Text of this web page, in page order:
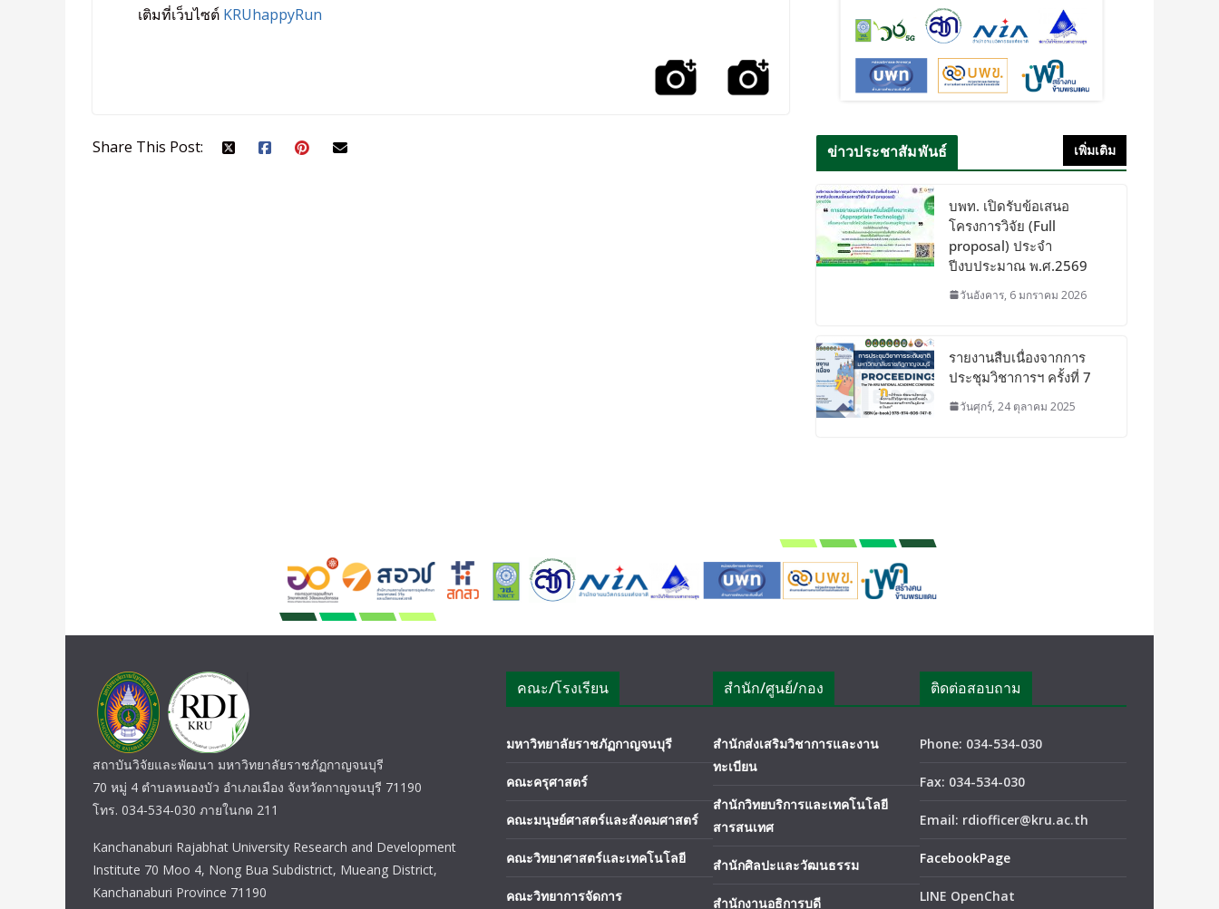
เติมที่เว็บไซต์ KRUhappyRun
Share This Post: ข่าวประชาสัมพันธ์ เพิ่มเติม
บพท. เปิดรับข้อเสนอ
โครงการวิจัย (Full
proposal) ประจำ
ปีงบประมาณ พ.ศ.2569
วันอังคาร, 6 มกราคม 2026
รายงานสืบเนื่องจากการ
ประชุมวิชาการฯ ครั้งที่ 7
วันศุกร์, 24 ตุลาคม 2025
สถาบันวิจัยและพัฒนา มหาวิทยาลัยราชภัฏกาญจนบุรี
70 หมู่ 4 ตำบลหนองบัว อำเภอเมือง จังหวัดกาญจนบุรี 71190
โทร. 034-534-030 ภายในกด 211
Kanchanaburi Rajabhat University Research and Development
Institute 70 Moo 4, Nong Bua Subdistrict, Mueang District,
Kanchanaburi Province 71190
คณะ/โรงเรียน
มหาวิทยาลัยราชภัฏกาญจนบุรี
คณะครุศาสตร์
คณะมนุษย์ศาสตร์และสังคมศาสตร์
คณะวิทยาศาสตร์และเทคโนโลยี
คณะวิทยาการจัดการ
สำนัก/ศูนย์/กอง
สำนักส่งเสริมวิชาการและงาน
ทะเบียน
สำนักวิทยบริการและเทคโนโลยี
สารสนเทศ
สำนักศิลปะและวัฒนธรรม
สำนักงานอธิการบดี
ติดต่อสอบถาม
Phone: 034-534-030
Fax: 034-534-030
Email: rdiofficer@kru.ac.th
FacebookPage
LINE OpenChat